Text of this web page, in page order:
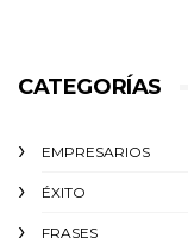
CATEGORÍAS
EMPRESARIOS
ÉXITO‬
FRASES